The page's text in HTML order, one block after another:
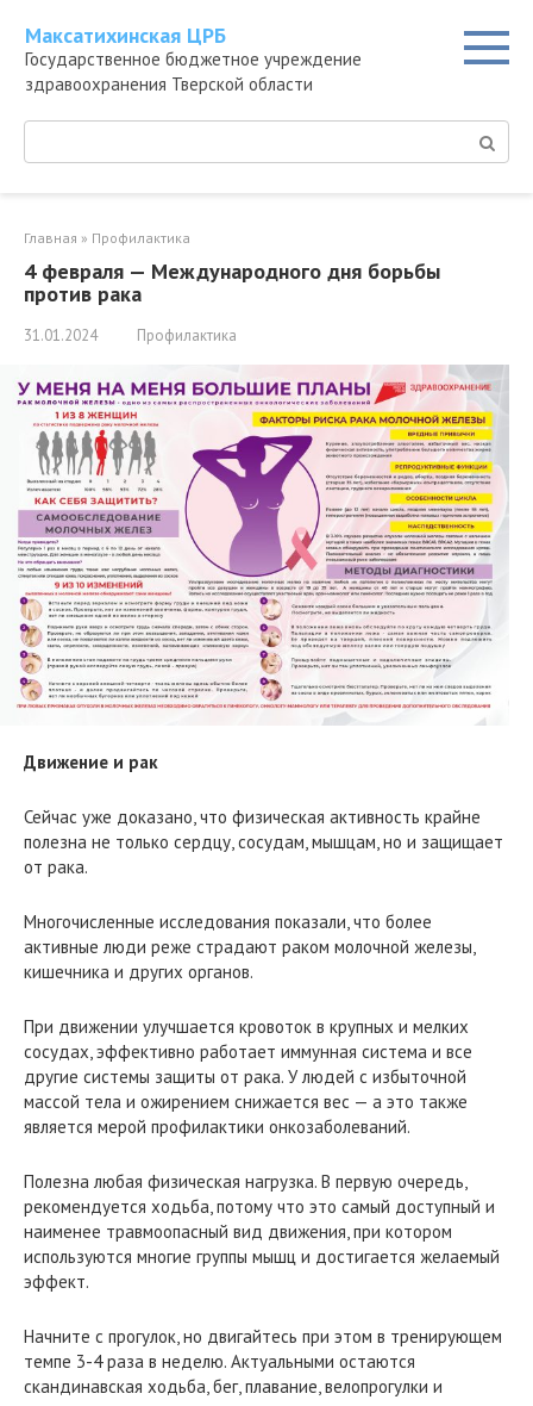
контенту
Максатихинская ЦРБ
Государственное бюджетное учреждение
здравоохранения Тверской области
Поиск:
Главная » Профилактика
4 февраля — Международного дня борьбы
против рака
31.01.2024 Профилактика
Движение и рак
Сейчас уже доказано, что физическая активность крайне
полезна не только сердцу, сосудам, мышцам, но и защищает
от рака.
Многочисленные исследования показали, что более
активные люди реже страдают раком молочной железы,
кишечника и других органов.
При движении улучшается кровоток в крупных и мелких
сосудах, эффективно работает иммунная система и все
другие системы защиты от рака. У людей с избыточной
массой тела и ожирением снижается вес — а это также
является мерой профилактики онкозаболеваний.
Полезна любая физическая нагрузка. В первую очередь,
рекомендуется ходьба, потому что это самый доступный и
наименее травмоопасный вид движения, при котором
используются многие группы мышц и достигается желаемый
эффект.
Начните с прогулок, но двигайтесь при этом в тренирующем
темпе 3-4 раза в неделю. Актуальными остаются
скандинавская ходьба, бег, плавание, велопрогулки и